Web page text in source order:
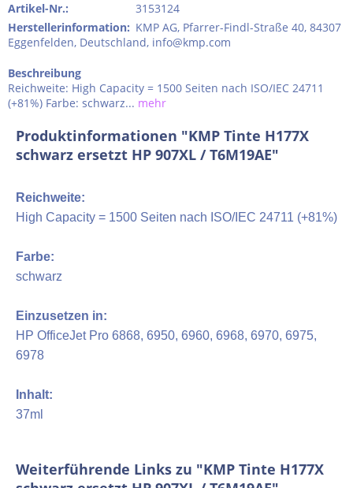
Artikel-Nr.:
3153124
Herstellerinformation: KMP AG, Pfarrer-Findl-Straße 40, 84307
Eggenfelden, Deutschland, info@kmp.com
Beschreibung
Reichweite: High Capacity = 1500 Seiten nach ISO/IEC 24711
(+81%) Farbe: schwarz... mehr
Produktinformationen "KMP Tinte H177X
schwarz ersetzt HP 907XL / T6M19AE"
Reichweite:
High Capacity = 1500 Seiten nach ISO/IEC 24711 (+81%)
Farbe:
schwarz
Einzusetzen in:
HP OfficeJet Pro 6868, 6950, 6960, 6968, 6970, 6975,
6978
Inhalt:
37ml
Weiterführende Links zu "KMP Tinte H177X